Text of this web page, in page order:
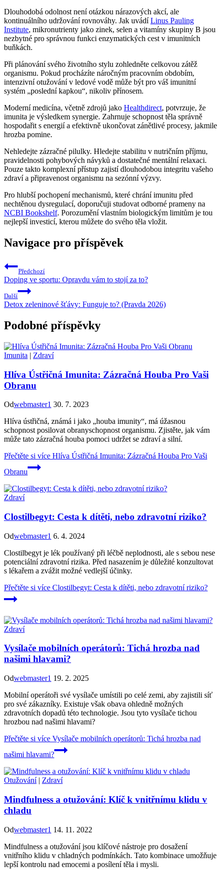
Dlouhodobá odolnost není otázkou nárazových akcí, ale
kontinuálního udržování rovnováhy. Jak uvádíLinus Pauling
Institute, mikronutrienty jako zinek, selen a vitamíny skupiny B jsou
nezbytné pro správnou funkci enzymatických cest v imunitních
buňkách.
Při plánování svého životního stylu zohledněte celkovou zátěž
organismu. Pokud procházíte náročným pracovním obdobím,
intenzivní otužování v ledové vodě může být pro váš imunitní
systém „poslední kapkou“, nikoliv přínosem.
Moderní medicína, včetně zdrojů jako Healthdirect, potvrzuje, že
imunita je výsledkem synergie. Zahrnuje schopnost těla správně
hospodařit s energií a efektivně ukončovat zánětlivé procesy, jakmile
hrozba pomine.
Nehledejte zázračné pilulky. Hledejte stabilitu v nutričním příjmu,
pravidelnosti pohybových návyků a dostatečné mentální relaxaci.
Pouze takto komplexní přístup zajistí dlouhodobou integritu vašeho
zdraví a připravenost organismu na sezónní výzvy.
Pro hlubší pochopení mechanismů, které chrání imunitu před
nechtěnou dysregulací, doporučuji studovat odborné prameny na
NCBI Bookshelf. Porozumění vlastním biologickým limitům je tou
nejlepší investicí, kterou můžete do svého těla vložit.
Navigace pro příspěvek
Předchozí
Doping ve sportu: Opravdu vám to stojí za to?
Další
Detox zeleninové šťávy: Funguje to? (Pravda 2026)
Podobné příspěvky
Imunita | Zdraví
Hlíva Ústřičná Imunita: Zázračná Houba Pro Vaši
Obranu
Odwebmaster1 30. 7. 2023
Hlíva ústřičná, známá i jako „houba imunity“, má úžasnou
schopnost posilovat obranyschopnost organismu. Zjistěte, jak vám
může tato zázračná houba pomoci udržet se zdraví a silní.
Přečtěte si více Hlíva Ústřičná Imunita: Zázračná Houba Pro Vaši
Obranu
Zdraví
Clostilbegyt: Cesta k dítěti, nebo zdravotní riziko?
Odwebmaster1 6. 4. 2024
Clostilbegyt je lék používaný při léčbě neplodnosti, ale s sebou nese
potenciální zdravotní rizika. Před nasazením je důležité konzultovat
s lékařem a zvážit možné vedlejší účinky.
Přečtěte si více Clostilbegyt: Cesta k dítěti, nebo zdravotní riziko?
Zdraví
Vysílače mobilních operátorů: Tichá hrozba nad
našimi hlavami?
Odwebmaster1 19. 2. 2025
Mobilní operátoři své vysílače umístili po celé zemi, aby zajistili síť
pro své zákazníky. Existuje však obava ohledně možných
zdravotních dopadů této technologie. Jsou tyto vysílače tichou
hrozbou nad našimi hlavami?
Přečtěte si více Vysílače mobilních operátorů: Tichá hrozba nad
našimi hlavami?
Otužování| Zdraví
Mindfulness a otužování: Klíč k vnitřnímu klidu v
chladu
Odwebmaster1 14. 11. 2022
Mindfulness a otužování jsou klíčové nástroje pro dosažení
vnitřního klidu v chladných podmínkách. Tato kombinace umožňuje
lepší kontrolu nad emocemi a posílení těla i mysli.